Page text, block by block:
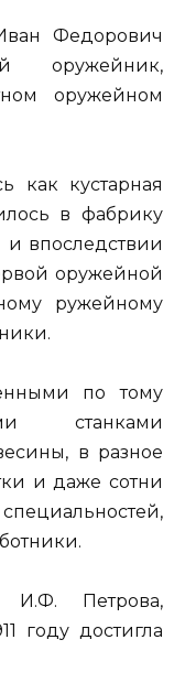
Федорович
оружейник,
оружейном
как кустарная
в фабрику
впоследствии
оружейной
ружейному
по тому
станками
в разное
и даже сотни
И.Ф. Петрова,
году достигла